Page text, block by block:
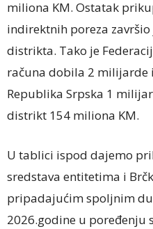
miliona KM. Ostatak
indirektnih poreza
distrikta. Tako je
računa dobila 2 milijarde
Republika Srpska 1
distrikt 154 miliona KM.
U tablici ispod dajemo
sredstava entitetima i
pripadajućim spoljnim
2026.godine u